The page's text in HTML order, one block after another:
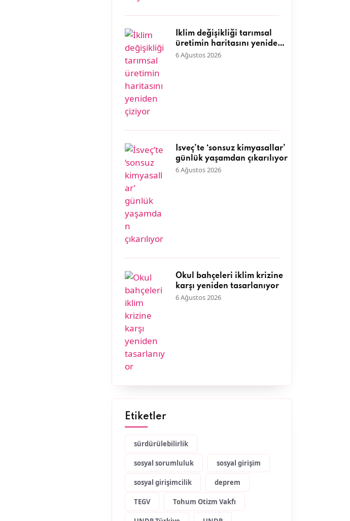
İklim değişikliği tarımsal
üretimin haritasını yeniden
çiziyor
6 Ağustos 2026
İsveç’te ‘sonsuz kimyasallar’
günlük yaşamdan çıkarılıyor
6 Ağustos 2026
Okul bahçeleri iklim krizine
karşı yeniden tasarlanıyor
6 Ağustos 2026
Etiketler
sürdürülebilirlik
sosyal sorumluluk sosyal girişim
sosyal girişimcilik deprem
TEGV Tohum Otizm Vakfı